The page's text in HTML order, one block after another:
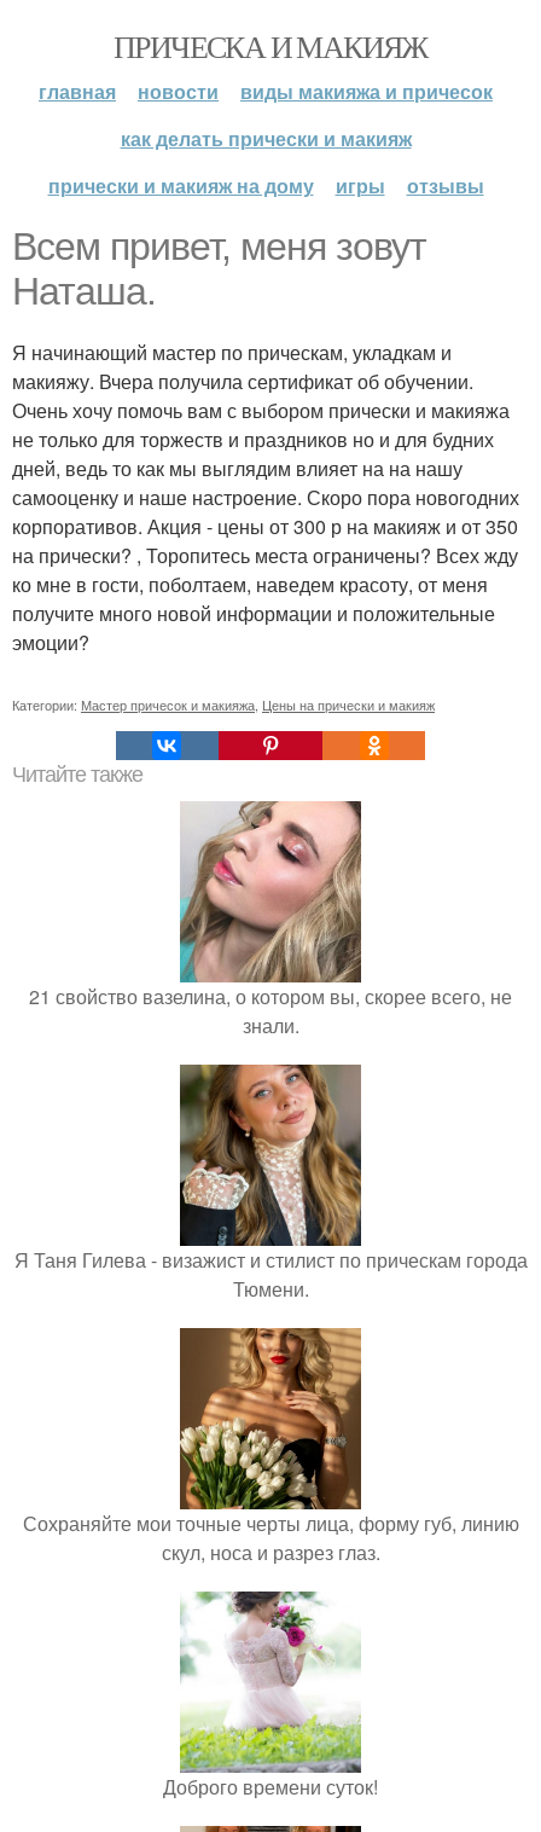
ПРИЧЕСКА И МАКИЯЖ
главная новости
виды макияжа и причесок
как делать прически и макияж
прически и макияж на дому
игры отзывы
Всем привет, меня зовут
Наташа.
Я начинающий мастер по прическам, укладкам и
макияжу. Вчера получила сертификат об обучении.
Очень хочу помочь вам с выбором прически и макияжа
не только для торжеств и праздников но и для будних
дней, ведь то как мы выглядим влияет на на нашу
самооценку и наше настроение. Скоро пора новогодних
корпоративов. Акция - цены от 300 р на макияж и от 350
на прически? , Торопитесь места ограничены? Всех жду
ко мне в гости, поболтаем, наведем красоту, от меня
получите много новой информации и положительные
эмоции?
Категории: Мастер причесок и макияжа Цены на прически и макияж
Читайте также
21 свойство вазелина, о котором вы, скорее всего, не
знали.
Я Таня Гилева - визажист и стилист по прическам города
Тюмени.
Сохраняйте мои точные черты лица, форму губ, линию
скул, носа и разрез глаз.
Доброго времени суток!